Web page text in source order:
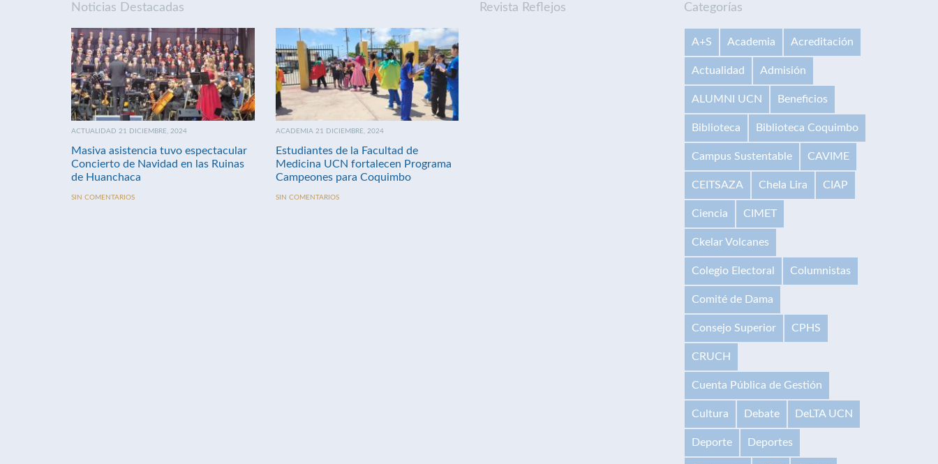
Noticias Destacadas
ACTUALIDAD 21 DICIEMBRE, 2024
Masiva asistencia tuvo espectacular
Concierto de Navidad en las Ruinas
de Huanchaca
SIN COMENTARIOS
ACADEMIA 21 DICIEMBRE, 2024
Estudiantes de la Facultad de
Medicina UCN fortalecen Programa
Campeones para Coquimbo
SIN COMENTARIOS
Revista Reflejos Categorías
A+S Academia Acreditación
Actualidad Admisión
ALUMNI UCN Beneficios
Biblioteca Biblioteca Coquimbo
Campus Sustentable CAVIME
CEITSAZA Chela Lira CIAP
Ciencia CIMET
Ckelar Volcanes
Colegio Electoral Columnistas
Comité de Dama
Consejo Superior CPHS
CRUCH
Cuenta Pública de Gestión
Cultura Debate DeLTA UCN
Deporte Deportes